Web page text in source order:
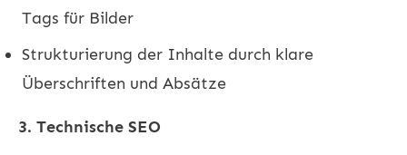
Tags für Bilder
Strukturierung der Inhalte durch klare
Überschriften und Absätze
3. Technische SEO